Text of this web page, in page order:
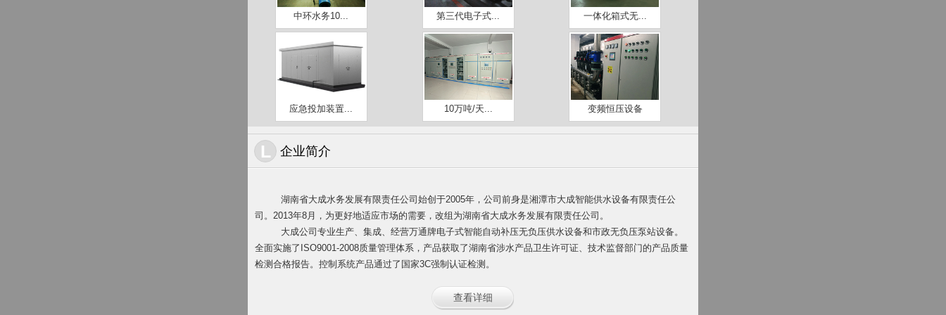
中环水务10... 第三代电子式... 一体化箱式无...
应急投加装置... 10万吨/天... 变频恒压设备
L 企业简介
湖南省大成水务发展有限责任公司始创于2005年，公司前身是湘潭市大成智能供水设备有限责任公
司。2013年8月，为更好地适应市场的需要，改组为湖南省大成水务发展有限责任公司。
大成公司专业生产、集成、经营万通牌电子式智能自动补压无负压供水设备和市政无负压泵站设备。
全面实施了ISO9001-2008质量管理体系，产品获取了湖南省涉水产品卫生许可证、技术监督部门的产品质量
检测合格报告。控制系统产品通过了国家3C强制认证检测。
查看详细